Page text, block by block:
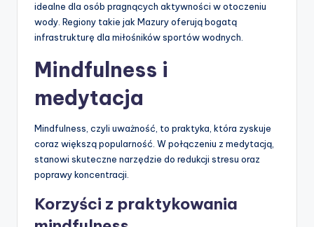
idealne dla osób pragnących aktywności w otoczeniu
wody. Regiony takie jak Mazury oferują bogatą
infrastrukturę dla miłośników sportów wodnych.
Mindfulness i
medytacja
Mindfulness, czyli uważność, to praktyka, która zyskuje
coraz większą popularność. W połączeniu z medytacją,
stanowi skuteczne narzędzie do redukcji stresu oraz
poprawy koncentracji.
Korzyści z praktykowania